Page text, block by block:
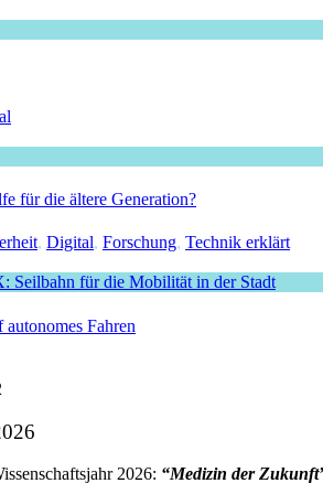
für die ältere Generation?
, Digital, Forschung, Technik erklärt
Fahren
2026: “Medizin der